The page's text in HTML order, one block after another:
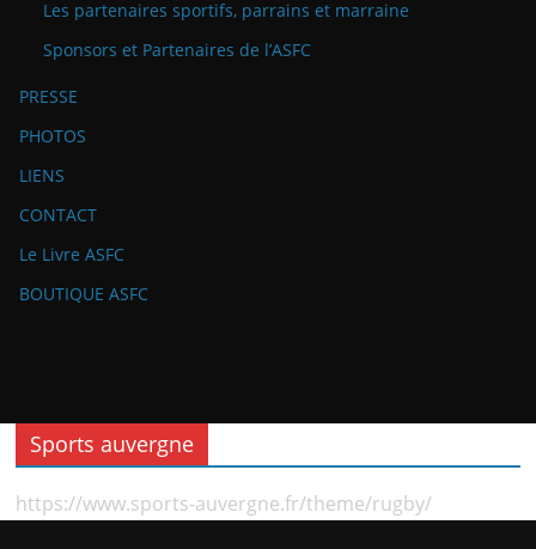
Les partenaires sportifs, parrains et marraine
Sponsors et Partenaires de l’ASFC
PRESSE
PHOTOS
LIENS
CONTACT
Le Livre ASFC
BOUTIQUE ASFC
Sports auvergne
https://www.sports-auvergne.fr/theme/rugby/